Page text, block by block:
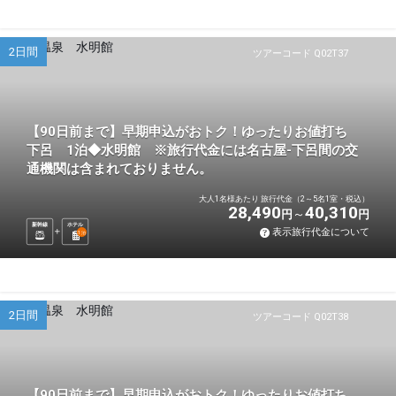
ツアーコード Q02T37
2日間
【90日前まで】早期申込がおトク！ゆったりお値打ち
下呂 1泊◆水明館 ※旅行代金には名古屋-下呂間の交
通機関は含まれておりません。
新幹線
ホテル
1 泊
大人1名様あたり 旅行代金（2～5名1室・税込）
28,490 円 40,310 円
表示旅行代金について
ツアーコード Q02T38
2日間